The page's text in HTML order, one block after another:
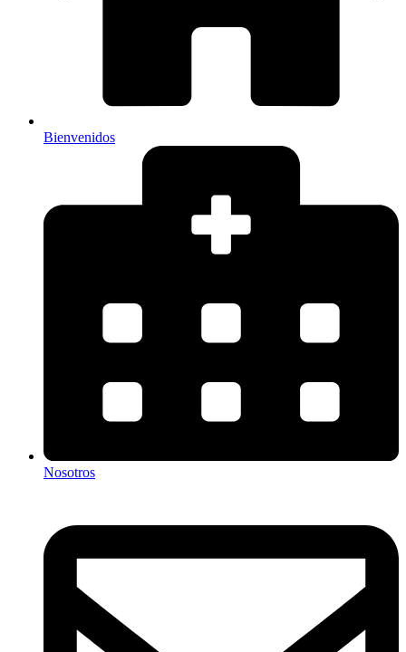
Bienvenidos
Nosotros